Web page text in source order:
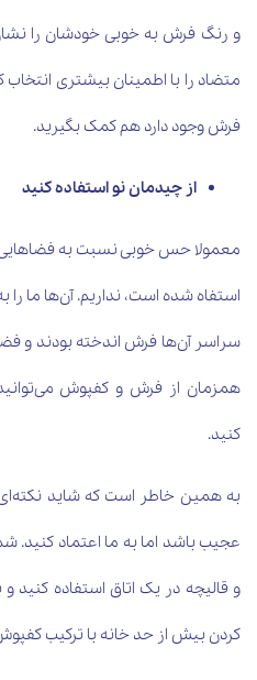
و رنگ فرش به خوبی خودشان را
متضاد را با اطمینان بیشتری انتخاب
فرش وجود دارد هم کمک بگیرید.
از چیدمان نو استفاده کنید
معمولا حس خوبی نسبت به فضاهایی
استفاه شده است، نداریم. آن‌ها ما را
سراسر آن‌ها فرش اندخته بودند و
همزمان از فرش و کفپوش
کنید.
به همین خاطر است که شاید نکته‌ای
عجیب باشد اما به ما اعتماد کنید.
و قالیچه در یک اتاق استفاده کنید
کردن بیش از حد خانه با ترکیب